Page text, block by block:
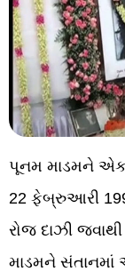
પૂનમ માડમને એક
22 ફેબ્રુઆરી
રોજ દાઝી
માડમને સંતાનમાં